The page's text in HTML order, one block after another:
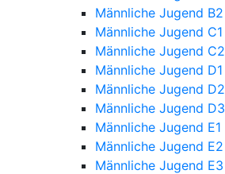
Männliche Jugend B2
Männliche Jugend C1
Männliche Jugend C2
Männliche Jugend D1
Männliche Jugend D2
Männliche Jugend D3
Männliche Jugend E1
Männliche Jugend E2
Männliche Jugend E3